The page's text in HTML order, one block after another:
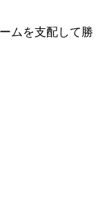
ムを支配して勝